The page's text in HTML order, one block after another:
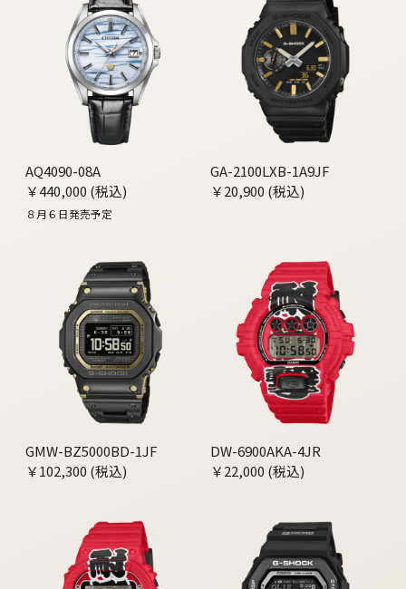
AQ4090-08A
￥440,000 (税込)
８月６日発売予定
GA-2100LXB-1A9JF
￥20,900 (税込)
GMW-BZ5000BD-1JF
￥102,300 (税込)
DW-6900AKA-4JR
￥22,000 (税込)